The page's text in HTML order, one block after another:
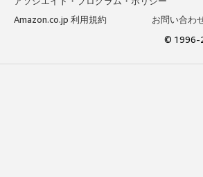
Amazon.co.jp 利用規約
お問い合わ
© 1996-